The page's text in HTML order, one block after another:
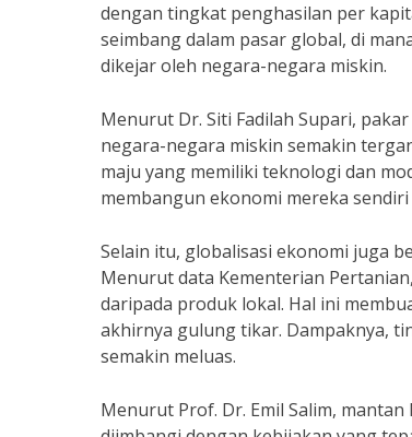
dengan tingkat penghasilan per
seimbang dalam pasar global, di
dikejar oleh negara-negara miskin.
Menurut Dr. Siti Fadilah Supari,
negara-negara miskin semakin
maju yang memiliki teknologi dan
membangun ekonomi mereka
Selain itu, globalisasi ekonomi juga
Menurut data Kementerian
daripada produk lokal. Hal ini
akhirnya gulung tikar. Dampaknya,
semakin meluas.
Menurut Prof. Dr. Emil Salim,